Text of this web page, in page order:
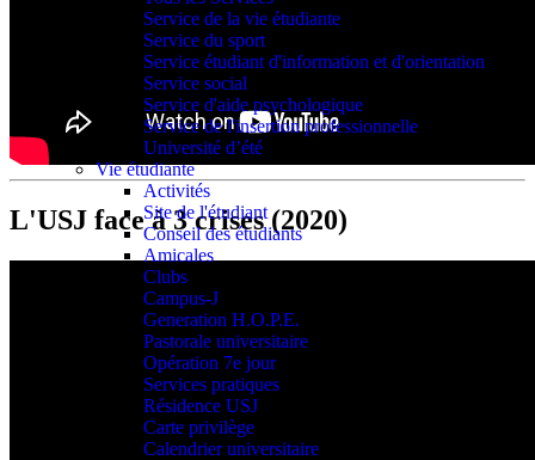
Service de la vie étudiante
Service du sport
Service étudiant d'information et d'orientation
Service social
Service d'aide psychologique
Service de l'insertion professionnelle
Université d’été
Vie étudiante
Activités
Site de l'étudiant
Conseil des étudiants
Amicales
Clubs
Campus-J
Generation H.O.P.E.
Pastorale universitaire
Opération 7e jour
Services pratiques
Résidence USJ
Carte privilège
Calendrier universitaire
L'USJ face à 3 crises (2020)